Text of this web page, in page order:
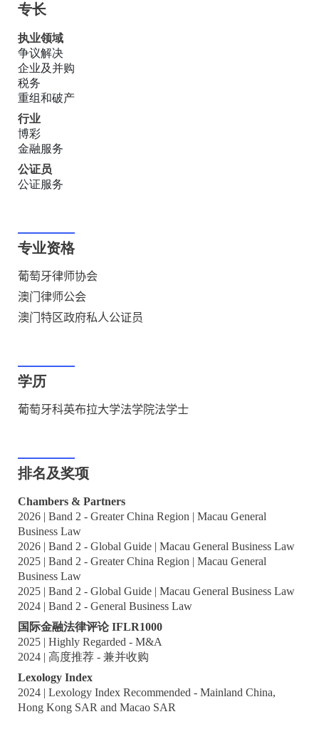
专长
执业领域
争议解决
企业及并购
税务
重组和破产
行业
博彩
金融服务
公证员
公证服务
专业资格
葡萄牙律师协会
澳门律师公会
澳门特区政府私人公证员
学历
葡萄牙科英布拉大学法学院法学士
排名及奖项
Chambers & Partners
2026 | Band 2 - Greater China Region | Macau General
Business Law
2026 | Band 2 - Global Guide | Macau General Business Law
2025 | Band 2 - Greater China Region | Macau General
Business Law
2025 | Band 2 - Global Guide | Macau General Business Law
2024 | Band 2 - General Business Law
国际金融法律评论 IFLR1000
2025 | Highly Regarded - M&A
2024 | 高度推荐 - 兼并收购
Lexology Index
2024 | Lexology Index Recommended - Mainland China,
Hong Kong SAR and Macao SAR